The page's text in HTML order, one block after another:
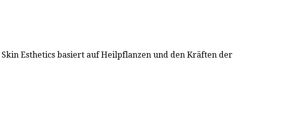
Esthetics basiert auf Heilpflanzen und den Kräften der